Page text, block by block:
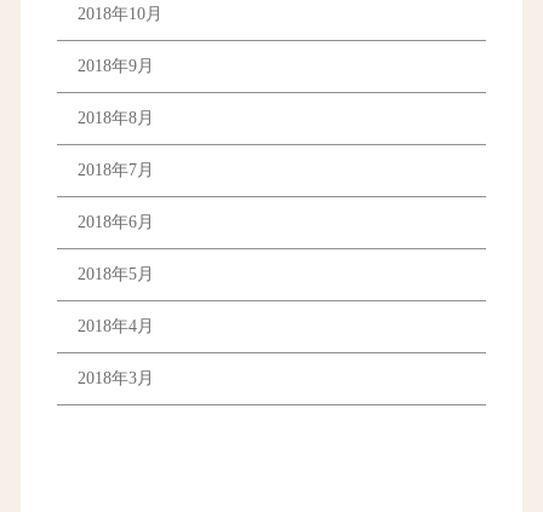
2018年10月
2018年9月
2018年8月
2018年7月
2018年6月
2018年5月
2018年4月
2018年3月